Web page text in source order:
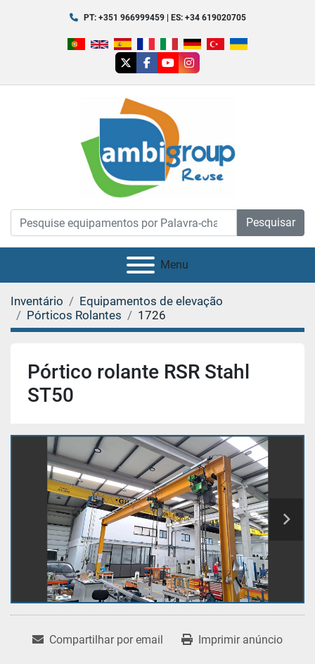
PT: +351 966999459 | ES: +34 619020705
twitterfacebook
youtubeinstagram
Pesquisar
Menu
Inventário
Equipamentos de elevação
Pórticos Rolantes
1726
Pórtico rolante RSR Stahl
ST50
Compartilhar por email Imprimir anúncio